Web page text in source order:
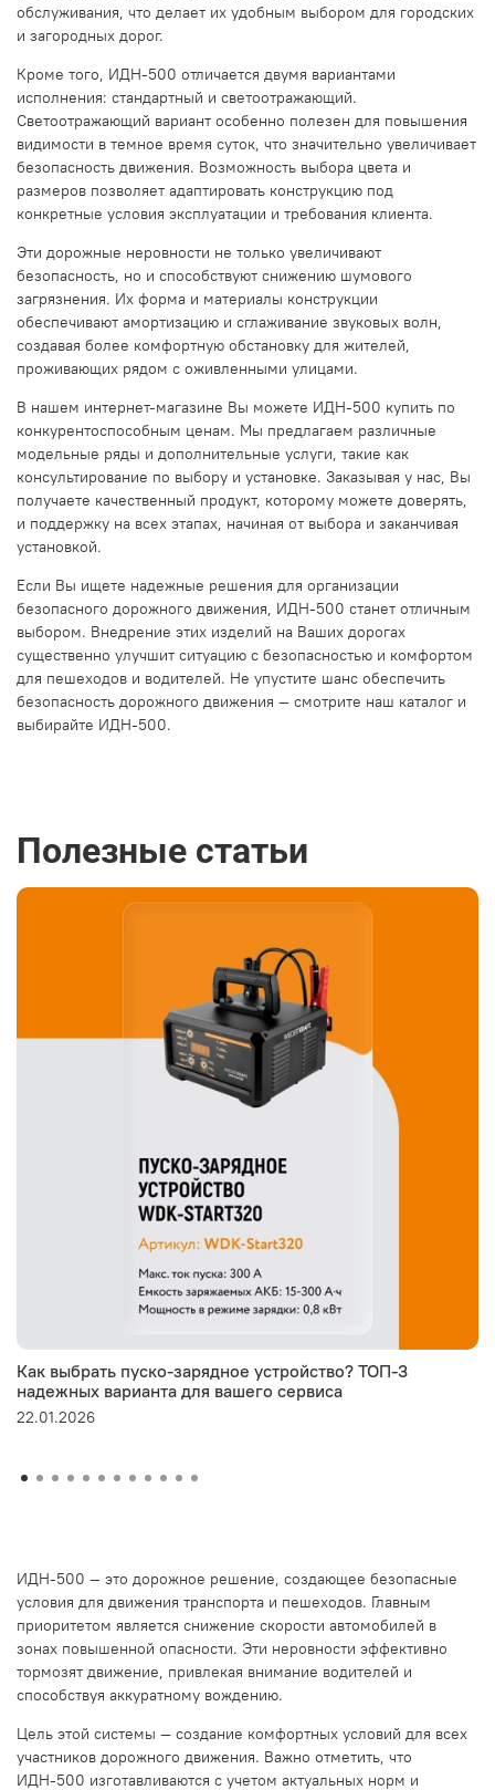
обслуживания, что делает их удобным выбором для городских
и загородных дорог.
Кроме того, ИДН-500 отличается двумя вариантами
исполнения: стандартный и светоотражающий.
Светоотражающий вариант особенно полезен для повышения
видимости в темное время суток, что значительно увеличивает
безопасность движения. Возможность выбора цвета и
размеров позволяет адаптировать конструкцию под
конкретные условия эксплуатации и требования клиента.
Эти дорожные неровности не только увеличивают
безопасность, но и способствуют снижению шумового
загрязнения. Их форма и материалы конструкции
обеспечивают амортизацию и сглаживание звуковых волн,
создавая более комфортную обстановку для жителей,
проживающих рядом с оживленными улицами.
В нашем интернет-магазине Вы можете ИДН-500 купить по
конкурентоспособным ценам. Мы предлагаем различные
модельные ряды и дополнительные услуги, такие как
консультирование по выбору и установке. Заказывая у нас, Вы
получаете качественный продукт, которому можете доверять,
и поддержку на всех этапах, начиная от выбора и заканчивая
установкой.
Если Вы ищете надежные решения для организации
безопасного дорожного движения, ИДН-500 станет отличным
выбором. Внедрение этих изделий на Ваших дорогах
существенно улучшит ситуацию с безопасностью и комфортом
для пешеходов и водителей. Не упустите шанс обеспечить
безопасность дорожного движения — смотрите наш каталог и
выбирайте ИДН-500.
Полезные статьи
Как выбрать пуско-зарядное устройство? ТОП-3
надежных варианта для вашего сервиса
22.01.2026
ИДН-500 — это дорожное решение, создающее безопасные
условия для движения транспорта и пешеходов. Главным
приоритетом является снижение скорости автомобилей в
зонах повышенной опасности. Эти неровности эффективно
тормозят движение, привлекая внимание водителей и
способствуя аккуратному вождению.
Цель этой системы — создание комфортных условий для всех
участников дорожного движения. Важно отметить, что
ИДН-500 изготавливаются с учетом актуальных норм и